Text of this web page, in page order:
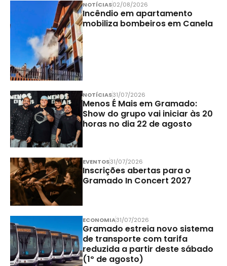
NOTÍCIAS02/08/2026
Incêndio em apartamento
mobiliza bombeiros em Canela
NOTÍCIAS31/07/2026
Menos É Mais em Gramado:
Show do grupo vai iniciar às 20
horas no dia 22 de agosto
EVENTOS31/07/2026
Inscrições abertas para o
Gramado In Concert 2027
ECONOMIA31/07/2026
Gramado estreia novo sistema
de transporte com tarifa
reduzida a partir deste sábado
(1º de agosto)